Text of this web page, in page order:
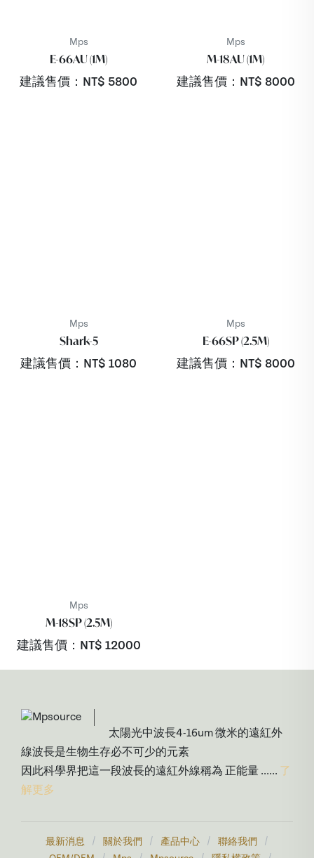
Mps
E-66AU (1M)
建議售價：NT$ 5800
Mps
M-18AU (1M)
建議售價：NT$ 8000
Mps
Shark-5
建議售價：NT$ 1080
Mps
E-66SP (2.5M)
建議售價：NT$ 8000
Mps
M-18SP (2.5M)
建議售價：NT$ 12000
太陽光中波長4-16um 微米的遠紅外
線波長是生物生存必不可少的元素
因此科學界把這一段波長的遠紅外線稱為 正能量 ...... 了
解更多
最新消息 / 關於我們 / 產品中心 / 聯絡我們 /